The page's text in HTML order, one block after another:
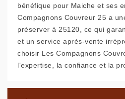
bénéfique pour Maiche et ses
Compagnons Couvreur 25 a
préserver à 25120, ce qui
et un service après-vente
choisir Les Compagnons
l'expertise, la confiance et la